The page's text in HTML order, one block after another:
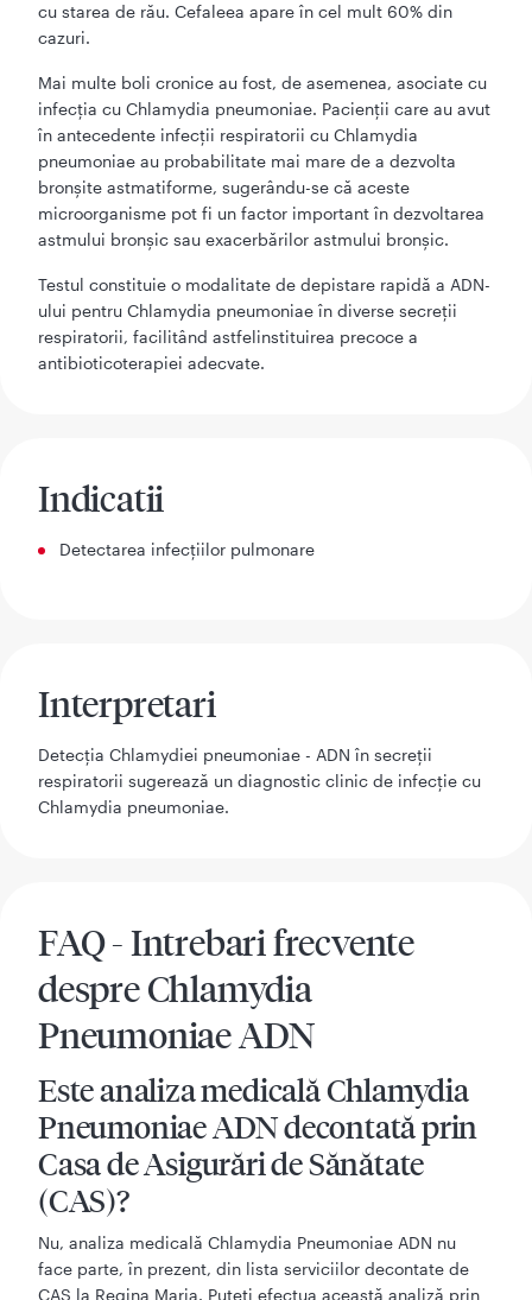
cu starea de rău. Cefaleea apare în cel mult 60% din
cazuri.
Mai multe boli cronice au fost, de asemenea, asociate cu
infecția cu Chlamydia pneumoniae. Pacienții care au avut
în antecedente infecții respiratorii cu Chlamydia
pneumoniae au probabilitate mai mare de a dezvolta
bronșite astmatiforme, sugerându-se că aceste
microorganisme pot fi un factor important în dezvoltarea
astmului bronșic sau exacerbărilor astmului bronșic.
Testul constituie o modalitate de depistare rapidă a ADN-
ului pentru Chlamydia pneumoniae în diverse secreții
respiratorii, facilitând astfelinstituirea precoce a
antibioticoterapiei adecvate.
Indicatii
Detectarea infecțiilor pulmonare
Interpretari
Detecția Chlamydiei pneumoniae - ADN în secreții
respiratorii sugerează un diagnostic clinic de infecție cu
Chlamydia pneumoniae.
FAQ - Intrebari frecvente
despre Chlamydia
Pneumoniae ADN
Este analiza medicală Chlamydia
Pneumoniae ADN decontată prin
Casa de Asigurări de Sănătate
(CAS)?
Nu, analiza medicală Chlamydia Pneumoniae ADN nu
face parte, în prezent, din lista serviciilor decontate de
CAS la Regina Maria. Puteți efectua această analiză prin